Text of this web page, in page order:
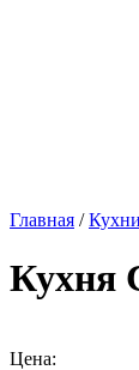
Главная /Кухни
Кухня
Цена: